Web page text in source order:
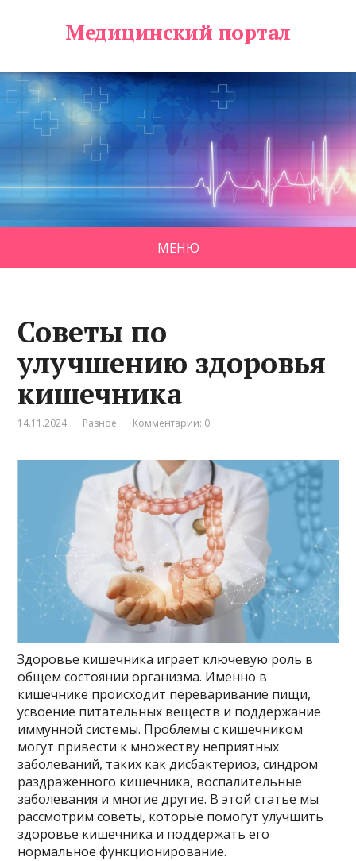
Медицинский портал
МЕНЮ
Советы по
улучшению здоровья
кишечника
14.11.2024 Разное Комментарии: 0
Здоровье кишечника играет ключевую роль в
общем состоянии организма. Именно в
кишечнике происходит переваривание пищи,
усвоение питательных веществ и поддержание
иммунной системы. Проблемы с кишечником
могут привести к множеству неприятных
заболеваний, таких как дисбактериоз, синдром
раздраженного кишечника, воспалительные
заболевания и многие другие. В этой статье мы
рассмотрим советы, которые помогут улучшить
здоровье кишечника и поддержать его
нормальное функционирование.